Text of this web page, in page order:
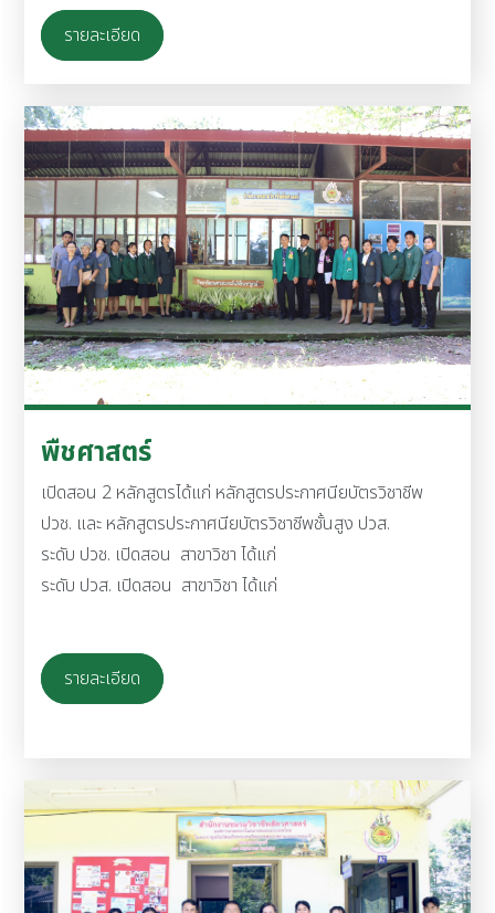
รายละเอียด
พืชศาสตร์
เปิดสอน 2 หลักสูตรได้แก่ หลักสูตรประกาศนียบัตรวิชาชีพ
ปวช. และ หลักสูตรประกาศนียบัตรวิชาชีพชั้นสูง ปวส.
ระดับ ปวช. เปิดสอน สาขาวิชา ได้แก่
ระดับ ปวส. เปิดสอน สาขาวิชา ได้แก่
รายละเอียด